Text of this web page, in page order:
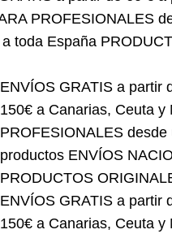
a toda España
150€ a Canarias, Ceuta y
PROFESIONALES
productosENVÍOS
PRODUCTOS
ENVÍOS GRATIS a partir
150€ a Canarias, Ceuta y
PROFESIONALES